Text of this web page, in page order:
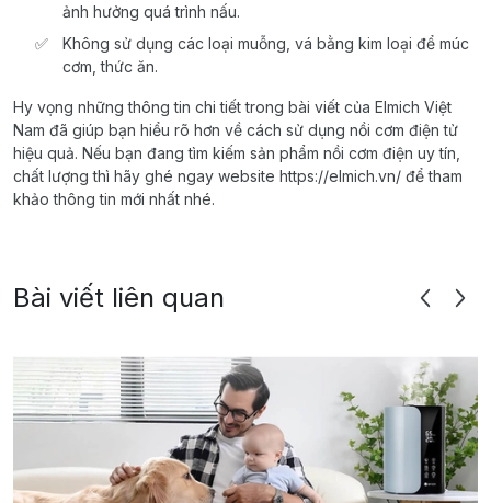
ảnh hưởng quá trình nấu.
Không sử dụng các loại muỗng, vá bằng kim loại để múc
cơm, thức ăn.
Hy vọng những thông tin chi tiết trong bài viết của Elmich Việt
Nam đã giúp bạn hiểu rõ hơn về cách sử dụng nồi cơm điện tử
hiệu quả. Nếu bạn đang tìm kiếm sản phẩm nồi cơm điện uy tín,
chất lượng thì hãy ghé ngay website https://elmich.vn/ để tham
khảo thông tin mới nhất nhé.
Bài viết liên quan